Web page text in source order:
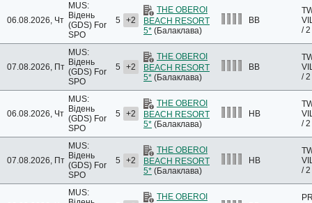
06.08.2026, Чт
MUS:
Відень
(GDS) For
SPO
5 +2
THE OBEROI
BEACH RESORT
5* (Балаклава)
BB
/
07.08.2026, Пт
MUS:
Відень
(GDS) For
SPO
5 +2
THE OBEROI
BEACH RESORT
5* (Балаклава)
BB
/
06.08.2026, Чт
MUS:
Відень
(GDS) For
SPO
5 +2
THE OBEROI
BEACH RESORT
5* (Балаклава)
HB
/
07.08.2026, Пт
MUS:
Відень
(GDS) For
SPO
5 +2
THE OBEROI
BEACH RESORT
5* (Балаклава)
HB
/
MUS:
THE OBEROI